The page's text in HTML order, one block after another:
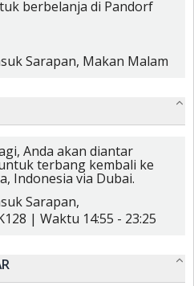
berbelanja di Pandorf
Sarapan, Makan Malam
Anda akan diantar
terbang kembali ke
Indonesia via Dubai.
Sarapan,
| Waktu 14:55 - 23:25